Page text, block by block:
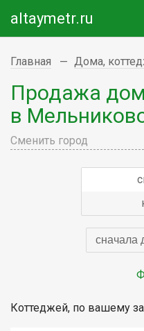
altaymetr.ru
Главная Дома,
Продажа
в
Сменить город
сначала
Коттеджей, по вашему